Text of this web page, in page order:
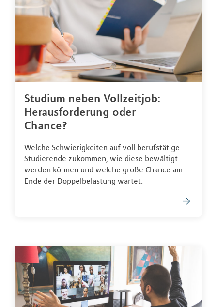
Studium neben Vollzeitjob:
Herausforderung oder
Chance?
Welche Schwierigkeiten auf voll berufstätige
Studierende zukommen, wie diese bewältigt
werden können und welche große Chance am
Ende der Doppelbelastung wartet.